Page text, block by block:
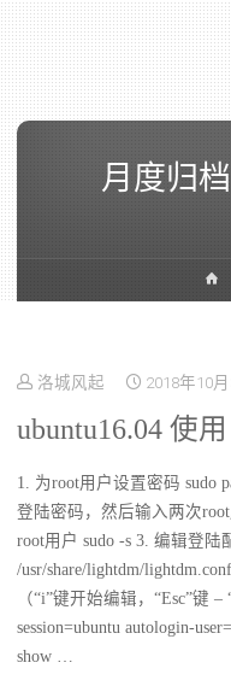
月度归档
洛城风起 2018年10月
ubuntu16.04 使
1. 为root用户设置密码 sudo
登陆密码，然后输入两次
root用户 sudo -s 3. 编辑登陆
/usr/share/lightdm/
（“i”键开始编辑，“Esc”键
session=ubuntu autologin-
show …